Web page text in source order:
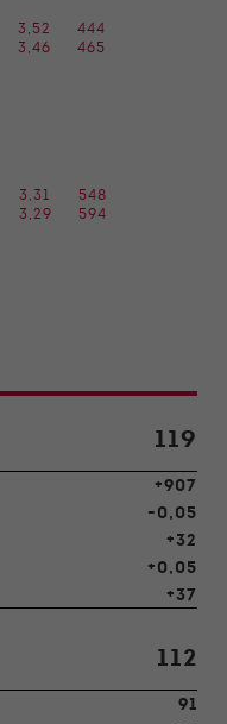
3,52
444
3,46 465
3,31
548
3,29 594
119
+907
-0,05
+32
+0,05
+37
112
91